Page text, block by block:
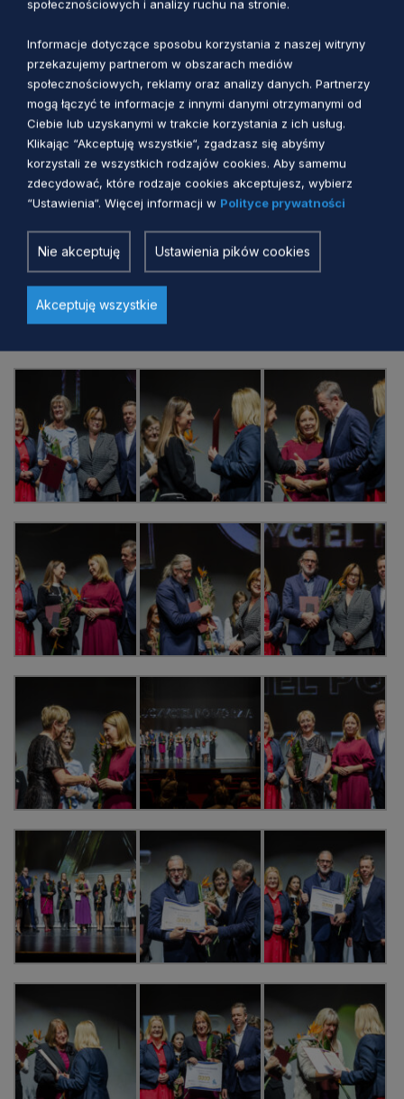
społecznościowych i analizy ruchu na stronie.
Informacje dotyczące sposobu korzystania z naszej witryny
przekazujemy partnerom w obszarach mediów
społecznościowych, reklamy oraz analizy danych. Partnerzy
mogą łączyć te informacje z innymi danymi otrzymanymi od
Ciebie lub uzyskanymi w trakcie korzystania z ich usług.
Klikając “Akceptuję wszystkie“, zgadzasz się abyśmy
korzystali ze wszystkich rodzajów cookies. Aby samemu
zdecydować, które rodzaje cookies akceptujesz, wybierz
“Ustawienia“. Więcej informacji w Polityce prywatności
Nie akceptuję Ustawienia pików cookies
Akceptuję wszystkie